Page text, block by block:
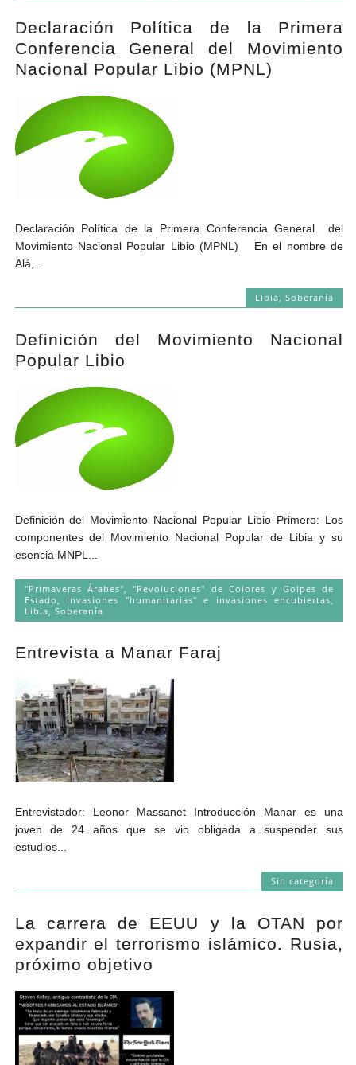
Declaración Política de la Primera
Conferencia General del Movimiento
Nacional Popular Libio (MPNL)
Declaración Política de la Primera Conferencia General del
Movimiento Nacional Popular Libio (MPNL) En el nombre de
Alá,...
Libia ,Soberanía
Definición del Movimiento Nacional
Popular Libio
Definición del Movimiento Nacional Popular Libio Primero: Los
componentes del Movimiento Nacional Popular de Libia y su
esencia MNPL...
"Primaveras Árabes", "Revoluciones" de Colores y Golpes de
Estado
Invasiones "humanitarias" e invasiones encubiertas
Libia Soberanía
Entrevista a Manar Faraj
Entrevistador: Leonor Massanet Introducción Manar es una
joven de 24 años que se vio obligada a suspender sus
estudios...
Sin categoría
La carrera de EEUU y la OTAN por
expandir el terrorismo islámico. Rusia,
próximo objetivo